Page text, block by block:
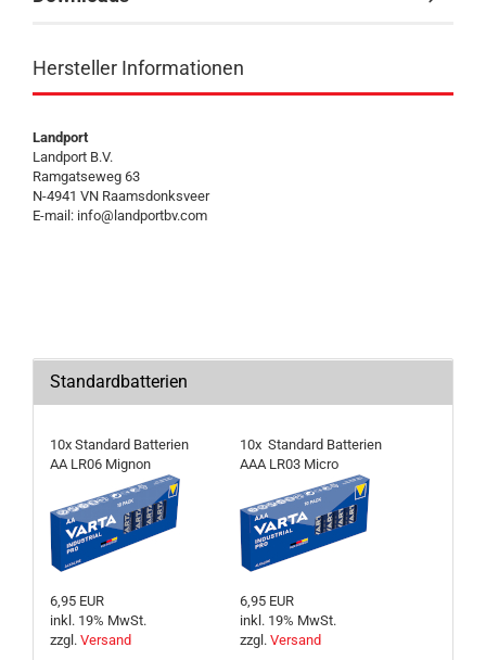
Hersteller Informationen
Landport
Landport B.V.
Ramgatseweg 63
N-4941 VN Raamsdonksveer
E-mail: info@landportbv.com
Standardbatterien
10x Standard Batterien
AA LR06 Mignon
6,95 EUR
inkl. 19% MwSt.
zzgl. Versand
10x Standard Batterien
AAA LR03 Micro
6,95 EUR
inkl. 19% MwSt.
zzgl. Versand